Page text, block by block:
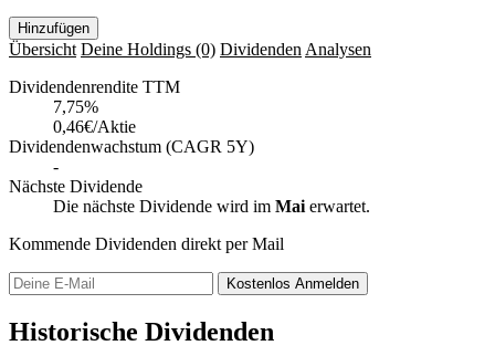
Hinzufügen
Übersicht Deine Holdings (0) Dividenden Analysen
Dividendenrendite TTM
7,75%
0,46€/Aktie
Dividendenwachstum (CAGR 5Y)
-
Nächste Dividende
Die nächste Dividende wird im Mai erwartet.
Kommende Dividenden direkt per Mail
Kostenlos Anmelden
Historische Dividenden